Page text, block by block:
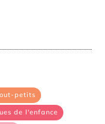
petits
de l'enfance